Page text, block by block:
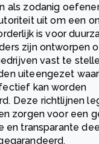
als zodanig
uit om een
is voor
zijn ontworpen
vast te
uiteengezet
kan worden
Deze richtlijnen
zorgen voor een
en transparante